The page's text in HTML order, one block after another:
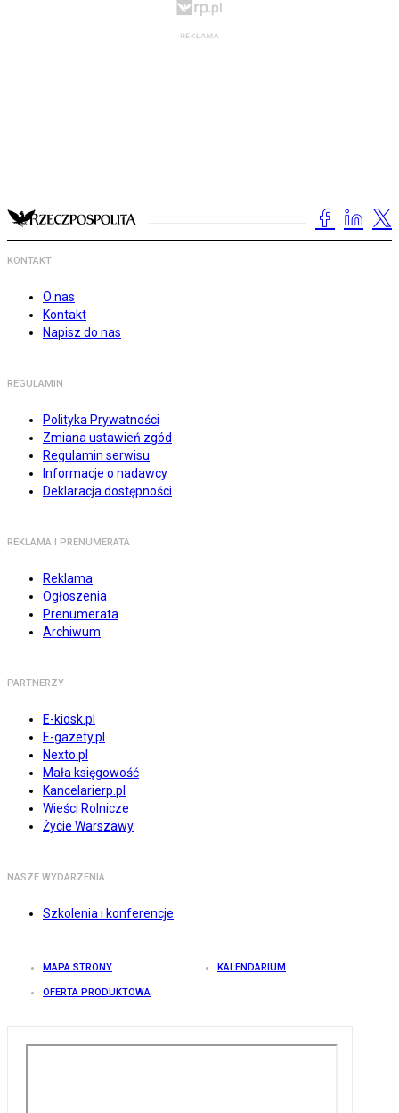
KONTAKT
O nas
Kontakt
Napisz do nas
REGULAMIN
Polityka Prywatności
Zmiana ustawień zgód
Regulamin serwisu
Informacje o nadawcy
Deklaracja dostępności
REKLAMA I PRENUMERATA
Reklama
Ogłoszenia
Prenumerata
Archiwum
PARTNERZY
E-kiosk.pl
E-gazety.pl
Nexto.pl
Mała księgowość
Kancelarierp.pl
Wieści Rolnicze
Życie Warszawy
NASZE WYDARZENIA
Szkolenia i konferencje
MAPA STRONY KALENDARIUM
OFERTA PRODUKTOWA